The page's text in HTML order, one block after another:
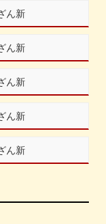
新
新
新
新
新